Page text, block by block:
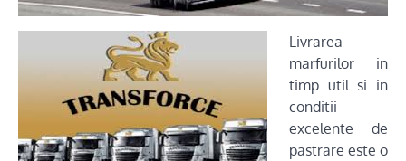
Livrarea
marfurilor in
timp util si in
conditii
excelente de
pastrare este o